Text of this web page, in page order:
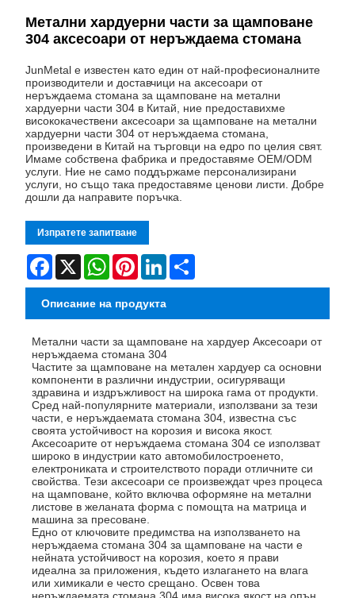
Метални хардуерни части за щамповане
304 аксесоари от неръждаема стомана
JunMetal е известен като един от най-професионалните
производители и доставчици на аксесоари от
неръждаема стомана за щамповане на метални
хардуерни части 304 в Китай, ние предоставихме
висококачествени аксесоари за щамповане на метални
хардуерни части 304 от неръждаема стомана,
произведени в Китай на търговци на едро по целия свят.
Имаме собствена фабрика и предоставяме OEM/ODM
услуги. Ние не само поддържаме персонализирани
услуги, но също така предоставяме ценови листи. Добре
дошли да направите поръчка.
Изпратете запитване
Facebook
X WhatsAppPinterestLinkedIn
Описание на продукта
Метални части за щамповане на хардуер Аксесоари от
неръждаема стомана 304
Частите за щамповане на метален хардуер са основни
компоненти в различни индустрии, осигуряващи
здравина и издръжливост на широка гама от продукти.
Сред най-популярните материали, използвани за тези
части, е неръждаемата стомана 304, известна със
своята устойчивост на корозия и висока якост.
Аксесоарите от неръждаема стомана 304 се използват
широко в индустрии като автомобилостроенето,
електрониката и строителството поради отличните си
свойства. Тези аксесоари се произвеждат чрез процеса
на щамповане, който включва оформяне на метални
листове в желаната форма с помощта на матрица и
машина за пресоване.
Едно от ключовите предимства на използването на
неръждаема стомана 304 за щамповане на части е
нейната устойчивост на корозия, което я прави
идеална за приложения, където излагането на влага
или химикали е често срещано. Освен това